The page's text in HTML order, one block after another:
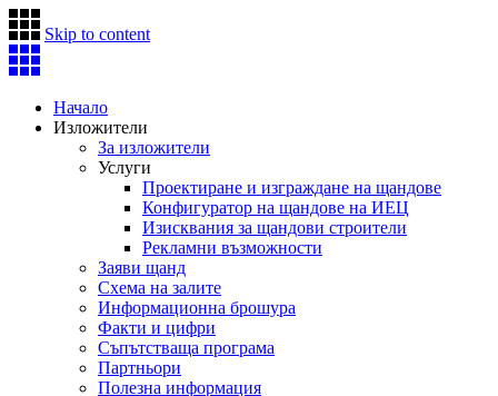
Skip to content
Начало
Изложители
За изложители
Услуги
Проектиране и изграждане на щандове
Конфигуратор на щандове на ИЕЦ
Изисквания за щандови строители
Рекламни възможности
Заяви щанд
Схема на залите
Информационна брошура
Факти и цифри
Съпътстваща програма
Партньори
Полезна информация